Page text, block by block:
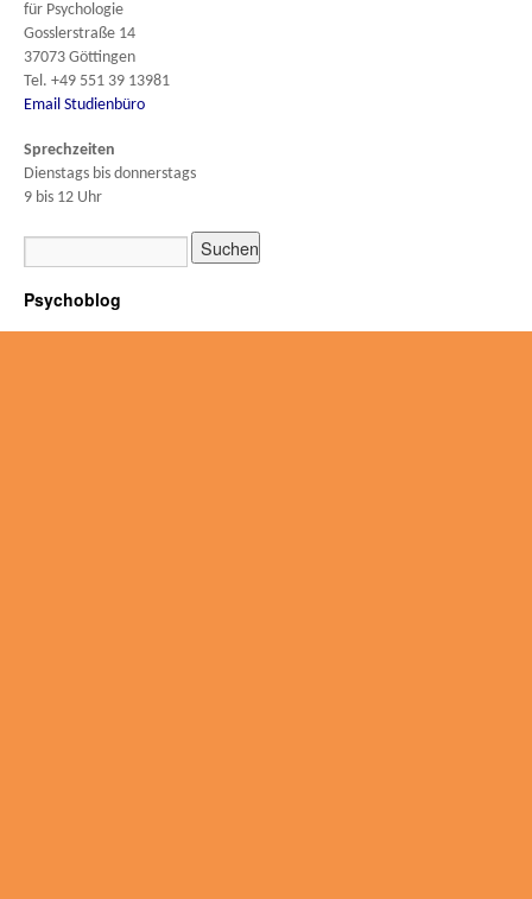
für Psychologie
Gosslerstraße 14
37073 Göttingen
Tel. +49 551 39 13981
Email Studienbüro
Sprechzeiten
Dienstags bis donnerstags
9 bis 12 Uhr
Psychoblog